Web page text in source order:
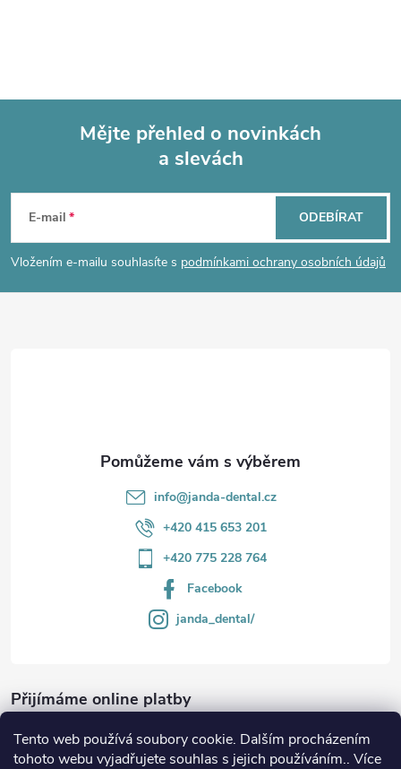
Tento web používá soubory cookie. Dalším procházením
tohoto webu vyjadřujete souhlas s jejich používáním.. Více
p
a
Mějte přehled o novinkách
a slevách
E-mail
Vložením e-mailu souhlasíte s podmínkami ochrany osobních údajů
ODEBÍRAT
info@janda-dental.cz
+420 415 653 201
+420 775 228 764
Facebook
janda_dental/
Přijímáme online platby